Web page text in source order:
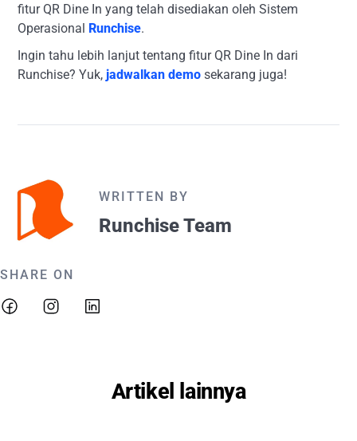
fitur QR Dine In yang telah disediakan oleh Sistem
Operasional Runchise.
Ingin tahu lebih lanjut tentang fitur QR Dine In dari
Runchise? Yuk,jadwalkan demo sekarang juga!
WRITTEN BY
Runchise Team
SHARE ON
Artikel lainnya